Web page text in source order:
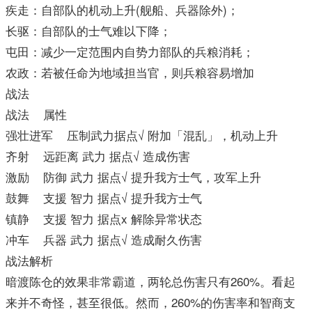
疾走：自部队的机动上升(舰船、兵器除外)；
长驱：自部队的士气难以下降；
屯田：减少一定范围内自势力部队的兵粮消耗；
农政：若被任命为地域担当官，则兵粮容易增加
战法
战法 属性
强壮进军 压制武力据点√ 附加「混乱」，机动上升
齐射 远距离 武力 据点√ 造成伤害
激励 防御 武力 据点√ 提升我方士气，攻军上升
鼓舞 支援 智力 据点√ 提升我方士气
镇静 支援 智力 据点x 解除异常状态
冲车 兵器 武力 据点√ 造成耐久伤害
战法解析
暗渡陈仓的效果非常霸道，两轮总伤害只有260%。看起
来并不奇怪，甚至很低。然而，260%的伤害率和智商支